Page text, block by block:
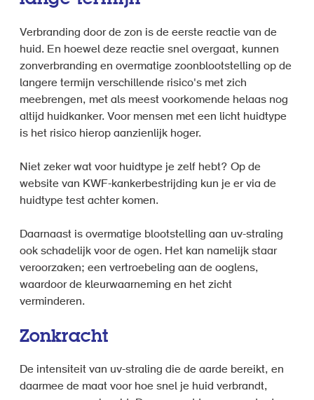
Verbranding door de zon is de eerste reactie van de
huid. En hoewel deze reactie snel overgaat, kunnen
zonverbranding en overmatige zoonblootstelling op de
langere termijn verschillende risico's met zich
meebrengen, met als meest voorkomende helaas nog
altijd huidkanker. Voor mensen met een licht huidtype
is het risico hierop aanzienlijk hoger.
Niet zeker wat voor huidtype je zelf hebt? Op de
website van KWF-kankerbestrijding kun je er via de
huidtype test achter komen.
Daarnaast is overmatige blootstelling aan uv-straling
ook schadelijk voor de ogen. Het kan namelijk staar
veroorzaken; een vertroebeling aan de ooglens,
waardoor de kleurwaarneming en het zicht
verminderen.
Zonkracht
De intensiteit van uv-straling die de aarde bereikt, en
daarmee de maat voor hoe snel je huid verbrandt,